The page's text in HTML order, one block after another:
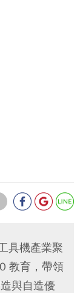
具機產業聚
教育，帶領
與自造優